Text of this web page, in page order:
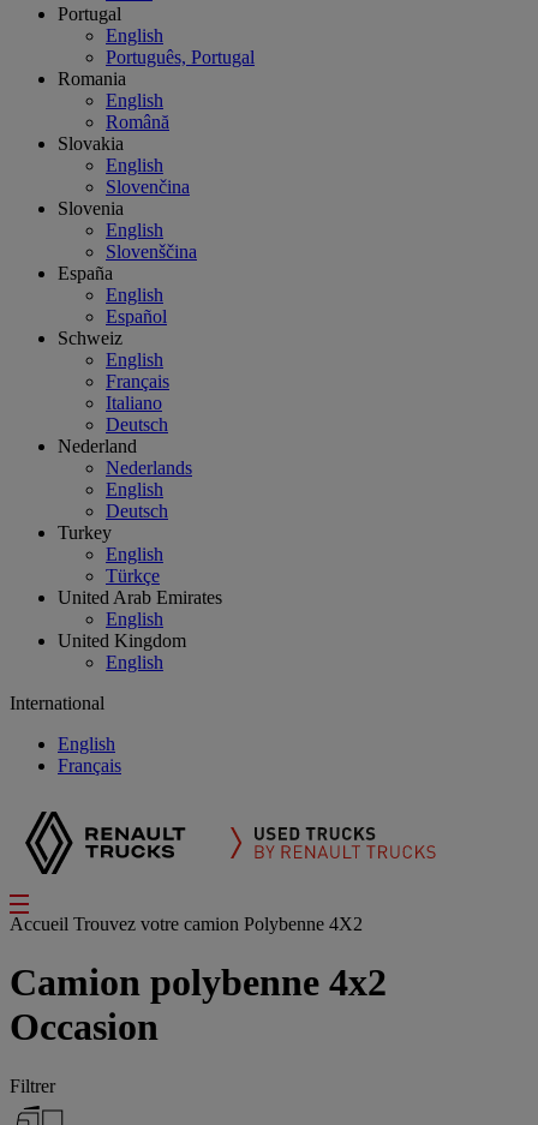
Portugal
English
Português, Portugal
Romania
English
Română
Slovakia
English
Slovenčina
Slovenia
English
Slovenščina
España
English
Español
Schweiz
English
Français
Italiano
Deutsch
Nederland
Nederlands
English
Deutsch
Turkey
English
Türkçe
United Arab Emirates
English
United Kingdom
English
International
English
Français
Accueil Trouvez votre camion Polybenne 4X2
Camion polybenne 4x2
Occasion
Filtrer